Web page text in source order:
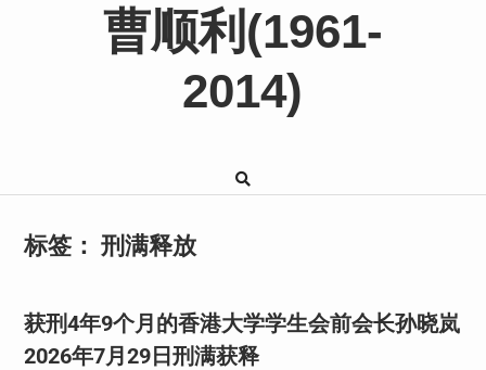
曹顺利(1961-
2014)
标签： 刑满释放
获刑4年9个月的香港大学学生会前会长孙晓岚
2026年7月29日刑满获释